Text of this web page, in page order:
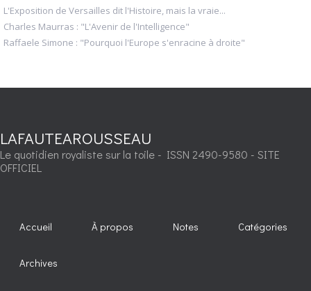
L'Exposition de Versailles dit l'Histoire, mais la vraie...
Charles Maurras : "L'Avenir de l'Intelligence"
Raffaele Simone : "Pourquoi l'Europe s'enracine à droite"
LAFAUTEAROUSSEAU
Le quotidien royaliste sur la toile - ISSN 2490-9580 - SITE
OFFICIEL
Accueil À propos Notes Catégories
Archives